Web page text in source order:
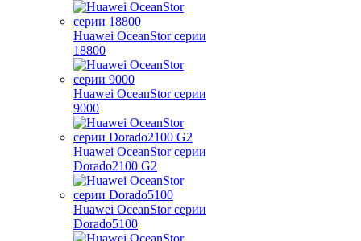
Huawei OceanStor серии
18800
Huawei OceanStor серии
9000
Huawei OceanStor серии
Dorado2100 G2
Huawei OceanStor серии
Dorado5100